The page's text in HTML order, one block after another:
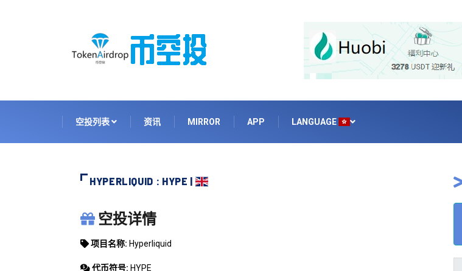
空投列表 资讯 MIRROR APP LANGUAGE
HYPERLIQUID : HYPE |
HYPERLIQUID
空投详情
项目名称: Hyperliquid
代币符号: HYPE